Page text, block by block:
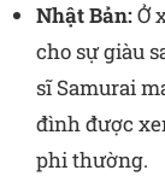
Nhật Bản:Ở
cho sự giàu
sĩ Samurai
đình được
phi thường.